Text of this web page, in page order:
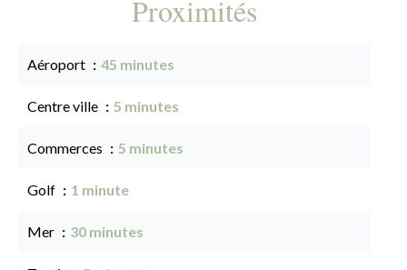
Proximités
Aéroport 45 minutes
Centre ville 5 minutes
Commerces 5 minutes
Golf 1 minute
Mer 30 minutes